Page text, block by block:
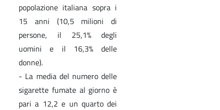
popolazione italiana sopra i
15 anni (10,5 milioni di
persone, il 25,1% degli
uomini e il 16,3% delle
donne).
- La media del numero delle
sigarette fumate al giorno è
pari a 12,2 e un quarto dei